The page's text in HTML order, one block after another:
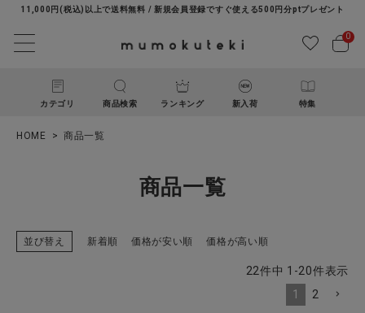
11,000円(税込)以上で送料無料 / 新規会員登録ですぐ使える500円分ptプレゼント
0
カテゴリ 商品検索 ランキング 新入荷 特集
HOME 商品一覧
商品一覧
並び替え 新着順 価格が安い順 価格が高い順
22件中 1 -20件表示
1
2